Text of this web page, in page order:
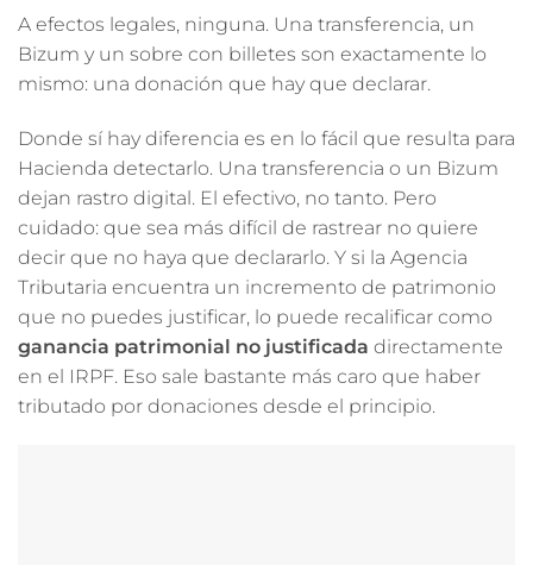
A efectos legales, ninguna. Una transferencia, un
Bizum y un sobre con billetes son exactamente lo
mismo: una donación que hay que declarar.
Donde sí hay diferencia es en lo fácil que resulta para
Hacienda detectarlo. Una transferencia o un Bizum
dejan rastro digital. El efectivo, no tanto. Pero
cuidado: que sea más difícil de rastrear no quiere
decir que no haya que declararlo. Y si la Agencia
Tributaria encuentra un incremento de patrimonio
que no puedes justificar, lo puede recalificar como
ganancia patrimonial no justificada directamente
en el IRPF. Eso sale bastante más caro que haber
tributado por donaciones desde el principio.